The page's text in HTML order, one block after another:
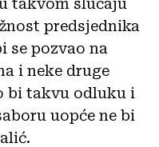
takvom slučaju
predsjednika
se pozvao na
i neke druge
bi takvu odluku i
uopće ne bi